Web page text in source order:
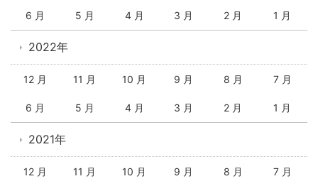
6 月 5 月 4 月 3 月 2 月 1 月
2022年
12 月 11 月 10 月 9 月 8 月 7 月
6 月 5 月 4 月 3 月 2 月 1 月
2021年
12 月 11 月 10 月 9 月 8 月 7 月